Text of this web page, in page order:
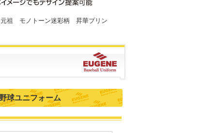
祖 モノトーン迷彩柄 昇華プリン
球ユニフォーム